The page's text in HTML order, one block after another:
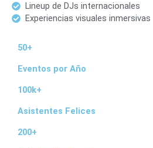
Lineup de DJs internacionales
Experiencias visuales inmersivas
50+
Eventos por Año
100k+
Asistentes Felices
200+